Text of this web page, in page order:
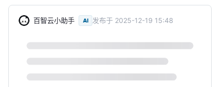
百智云小助手 AI 发布于 2025-12-19 15:48